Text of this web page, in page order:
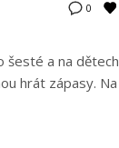
0
šesté a na dětech
hrát zápasy. Na